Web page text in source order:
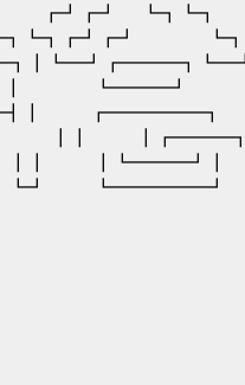
┏┛┏┛ ┗┓┗┓
┗━━━┛
┏━━━━━┓
┗┛